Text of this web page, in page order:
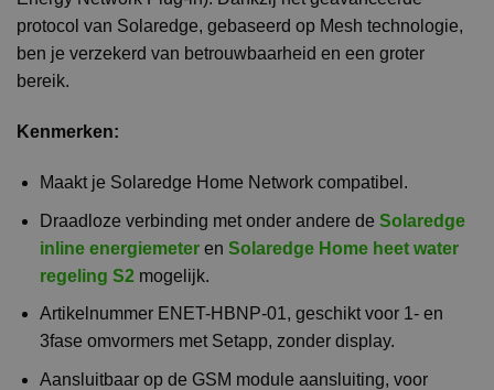
protocol van Solaredge, gebaseerd op Mesh technologie,
ben je verzekerd van betrouwbaarheid en een groter
bereik.
Kenmerken:
Maakt je Solaredge Home Network compatibel.
Draadloze verbinding met onder andere de Solaredge
inline energiemeteren Solaredge Home heet water
regeling S2mogelijk.
Artikelnummer ENET-HBNP-01, geschikt voor 1- en
3fase omvormers met Setapp, zonder display.
Aansluitbaar op de GSM module aansluiting, voor